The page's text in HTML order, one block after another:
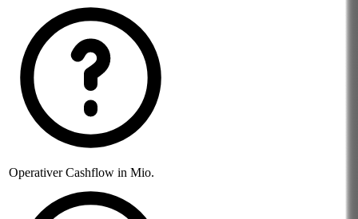
Operativer Cashflow in Mio.